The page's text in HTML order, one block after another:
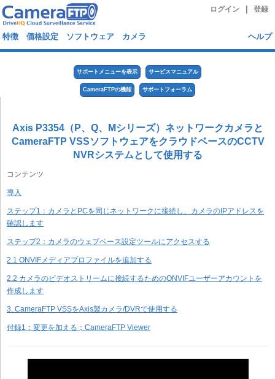
ログイン 登録
特徴 価格設定 ソフトウェア カメラ ヘルプ
サポートメニューを表示 サービスマニュアル
CameraFTPの機能 サポートフォーラム
Axis P3354（P、Q、Mシリーズ）ネットワークカメラと
CameraFTP VSSソフトウェアをクラウドベースのCCTV
NVRシステムとして使用する
コンテンツ
導入
ステップ1：カメラとPCを同じネットワークに接続し、カメラのIPアドレスを
確認します
ステップ2：カメラのウェブベース設定ツールにアクセスする
2.1 ONVIFメディアプロファイルを追加する
2.2 カメラのビデオストリームに接続するためのONVIFユーザーアカウントを
作成します
3. CameraFTP VSSをAxis製カメラ/DVRで使用する
付録1：変更を加える；CameraFTP Viewer